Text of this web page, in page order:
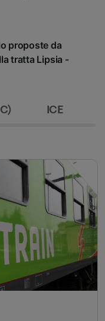
proposte da
tratta Lipsia -
ICE